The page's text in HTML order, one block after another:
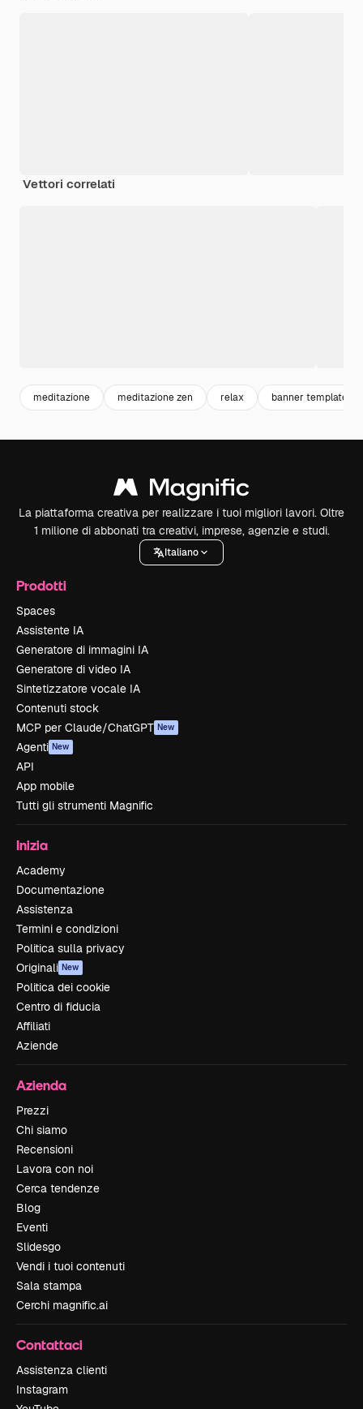
Vettori correlati
meditazione meditazione zen relax banner template
La piattaforma creativa per realizzare i tuoi migliori lavori. Oltre
1 milione di abbonati tra creativi, imprese, agenzie e studi.
Italiano
Prodotti
Spaces
Assistente IA
Generatore di immagini IA
Generatore di video IA
Sintetizzatore vocale IA
Contenuti stock
MCP per Claude/ChatGPT New
Agenti New
API
App mobile
Tutti gli strumenti Magnific
Inizia
Academy
Documentazione
Assistenza
Termini e condizioni
Politica sulla privacy
Originali New
Politica dei cookie
Centro di fiducia
Affiliati
Aziende
Azienda
Prezzi
Chi siamo
Recensioni
Lavora con noi
Cerca tendenze
Blog
Eventi
Slidesgo
Vendi i tuoi contenuti
Sala stampa
Cerchi magnific.ai
Contattaci
Assistenza clienti
Instagram